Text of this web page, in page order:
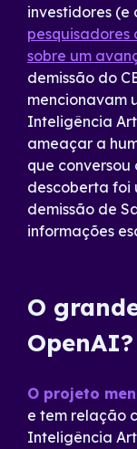
investidores
pesquisadores
sobre um
demissão do
mencionavam
Inteligência
ameaçar a
que conversou
descoberta foi
demissão de
informações
O
OpenAI?
O projeto
e tem relação
Inteligência